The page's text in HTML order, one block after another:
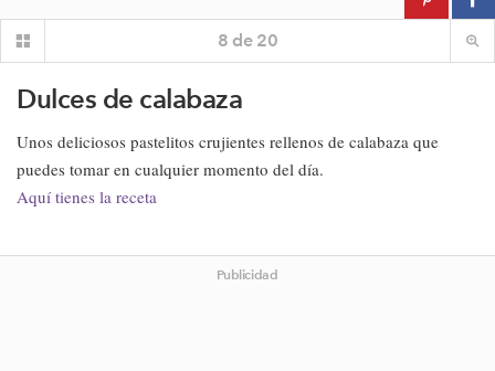
8 de 20
Dulces de calabaza
Unos deliciosos pastelitos crujientes rellenos de calabaza que
puedes tomar en cualquier momento del día.
Aquí tienes la receta
Publicidad